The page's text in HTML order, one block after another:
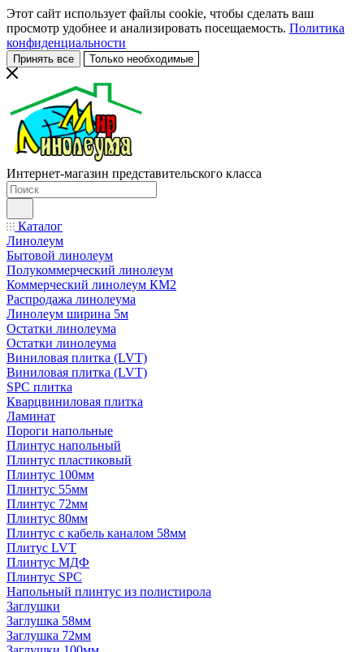
Этот сайт использует файлы cookie, чтобы сделать ваш
просмотр удобнее и анализировать посещаемость. Политика
конфиденциальности
Принять все Только необходимые
Интернет-магазин представительского класса
Каталог
Линолеум
Бытовой линолеум
Полукоммерческий линолеум
Коммерческий линолеум КМ2
Распродажа линолеума
Линолеум ширина 5м
Остатки линолеума
Остатки линолеума
Виниловая плитка (LVT)
Виниловая плитка (LVT)
SPC плитка
Кварцвиниловая плитка
Ламинат
Пороги напольные
Плинтус напольный
Плинтус пластиковый
Плинтус 100мм
Плинтус 55мм
Плинтус 72мм
Плинтус 80мм
Плинтус с кабель каналом 58мм
Плитус LVT
Плинтус МДФ
Плинтус SPC
Напольный плинтус из полистирола
Заглушки
Заглушка 58мм
Заглушка 72мм